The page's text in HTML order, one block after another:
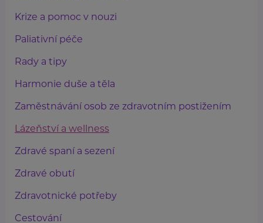
Krize a pomoc v nouzi
Paliativní péče
Rady a tipy
Harmonie duše a těla
Zaměstnávání osob ze zdravotním postižením
Lázeňství a wellness
Zdravé spaní a sezení
Zdravé obutí
Zdravotnické potřeby
Cestování